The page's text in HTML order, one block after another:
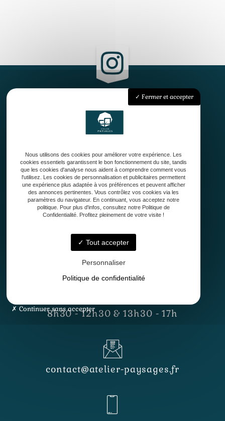
Accueil
Qui sommes-nous ?
Conception
Entretien de jardin
Contact
33127 Saint-Jean-d'Illac
8h30 - 12h30 & 13h30 - 17h
contact@atelier-paysages.fr
Fermer et accepter
Nous utilisons des cookies pour améliorer votre expérience. Les
cookies essentiels garantissent le bon fonctionnement du site, tandis
que les cookies d'analyse nous aident à comprendre comment vous
l'utilisez. Les cookies de personnalisation et publicitaires permettent
une expérience plus adaptée à vos préférences et peuvent afficher
des annonces pertinentes. Vous contrôlez vos cookies via les
paramètres du navigateur. En continuant, vous acceptez notre
politique. Pour plus d'infos, consultez notre Politique de
Confidentialité. Profitez pleinement de votre visite !
Tout accepter
Personnaliser
Politique de confidentialité
Continuer sans accepter